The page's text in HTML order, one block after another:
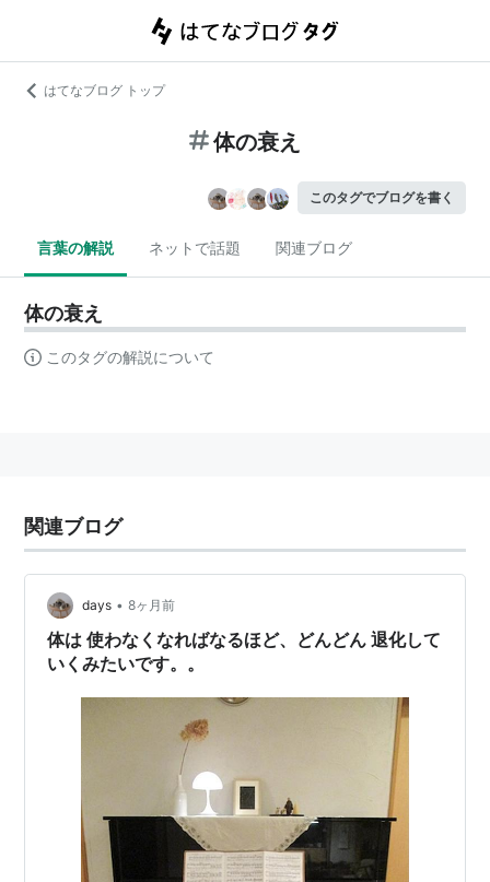
はてなブログ トップ
体の衰え
このタグでブログを書く
言葉の解説 ネットで話題 関連ブログ
体の衰え
このタグの解説について
関連ブログ
days • 8ヶ月前
体は 使わなくなればなるほど、どんどん 退化して
いくみたいです。。